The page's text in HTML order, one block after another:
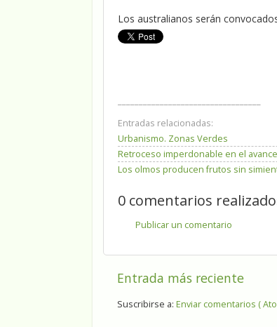
Los australianos serán
Entradas relacionadas:
Urbanismo. Zonas Verdes
Retroceso imperdonable en el
Los olmos producen frutos sin
0 comentarios
Publicar un comentario
Entrada más reciente
Suscribirse a: Enviar comentarios (